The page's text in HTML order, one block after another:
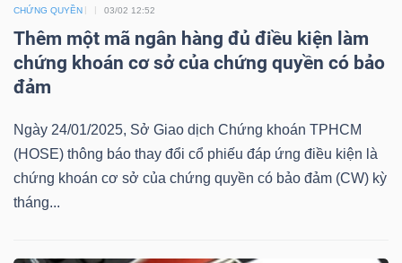
CHỨNG QUYỀN 03/02 12:52
Thêm một mã ngân hàng đủ điều kiện làm
chứng khoán cơ sở của chứng quyền có bảo
đảm
Ngày 24/01/2025, Sở Giao dịch Chứng khoán TPHCM
(HOSE) thông báo thay đổi cổ phiếu đáp ứng điều kiện là
chứng khoán cơ sở của chứng quyền có bảo đảm (CW) kỳ
tháng...
SẢN
Mã
chứng
(-)
Tất cả Cổ phiếu Chỉ số Chứng chỉ quỹ Chứng